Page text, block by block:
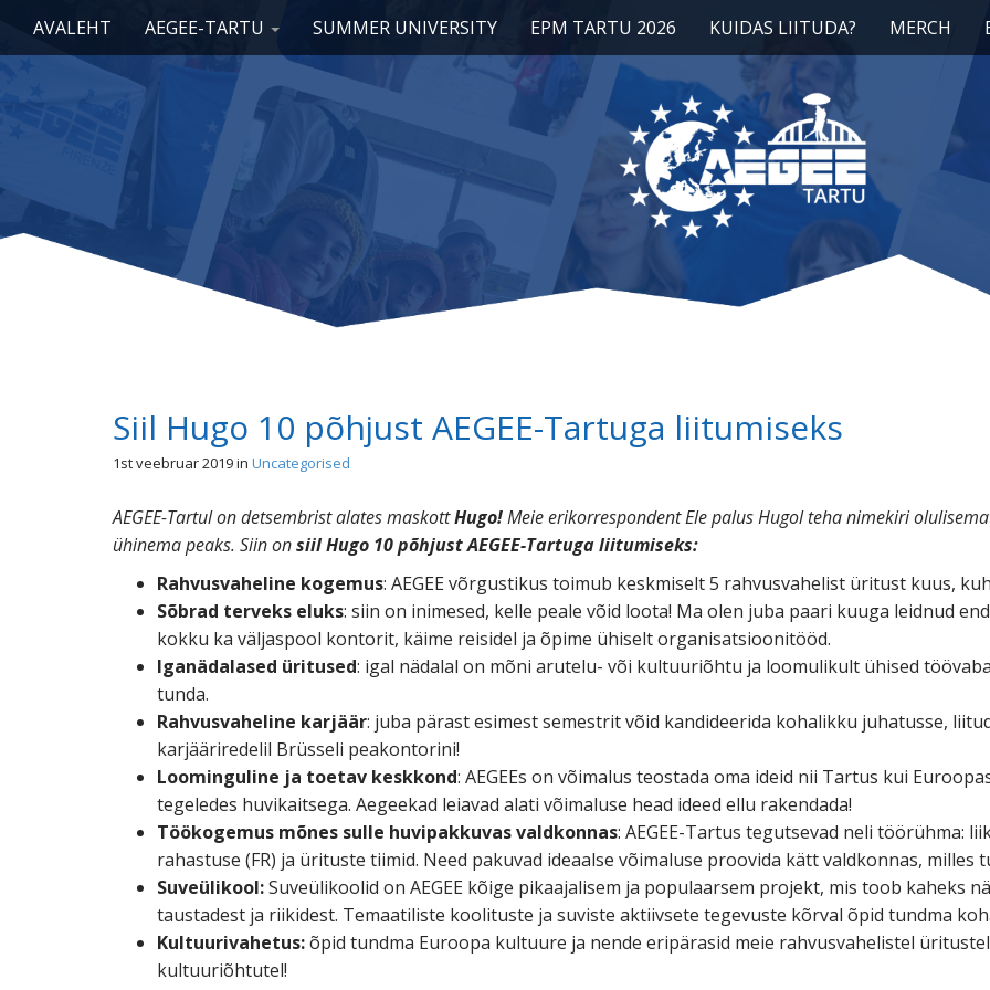
Main menu
AVALEHT AEGEE-TARTU SUMMER UNIVERSITY EPM TARTU 2026 KUIDAS LIITUDA? MERCH
Siil Hugo 10 põhjust AEGEE-Tartuga liitumiseks
1st veebruar 2019in Uncategorised
AEGEE-Tartul on detsembrist alates maskottHugo!Meie erikorrespondent Ele palus Hugol teha nimekiri
ühinema peaks. Siin onsiil Hugo 10 põhjust AEGEE-Tartuga liitumiseks:
Rahvusvaheline kogemus: AEGEE võrgustikus toimub keskmiselt 5 rahvusvahelist üritust kuus,
Sõbrad terveks eluks: siin on inimesed, kelle peale võid loota! Ma olen juba paari kuuga leidnud
kokku ka väljaspool kontorit, käime reisidel ja õpime ühiselt organisatsioonitööd.
Iganädalased üritused: igal nädalal on mõni arutelu- või kultuuriõhtu ja loomulikult ühised
tunda.
Rahvusvaheline karjäär: juba pärast esimest semestrit võid kandideerida kohalikku juhatusse,
karjääriredelil Brüsseli peakontorini!
Loominguline ja toetav keskkond: AEGEEs on võimalus teostada oma ideid nii Tartus kui
tegeledes huvikaitsega. Aegeekad leiavad alati võimaluse head ideed ellu rakendada!
Töökogemus mõnes sulle huvipakkuvas valdkonnas: AEGEE-Tartus tegutsevad neli töörühma:
rahastuse (FR) ja ürituste tiimid. Need pakuvad ideaalse võimaluse proovida kätt valdkonnas, milles
Suveülikool:Suveülikoolid on AEGEE kõige pikaajalisem ja populaarsem projekt, mis toob kaheks
taustadest ja riikidest. Temaatiliste koolituste ja suviste aktiivsete tegevuste kõrval õpid tundma
Kultuurivahetus:õpid tundma Euroopa kultuure ja nende eripärasid meie rahvusvahelistel
kultuuriõhtutel!